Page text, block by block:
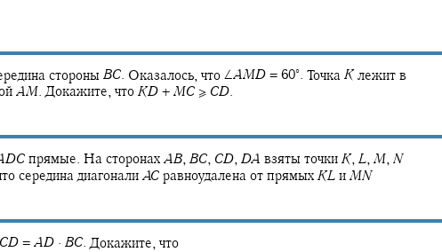
стороны BC. Оказалось, что ∠AMD = 60‍∘ . Точка K лежит в
AM. Докажите, что KD + MC ≥ CD.
DC прямые. На сторонах AB, BC, CD, DA взяты точки K, L, M, N
середина диагонали AC равноудалена от прямых KL и MN
CD = AD · BC. Докажите, что